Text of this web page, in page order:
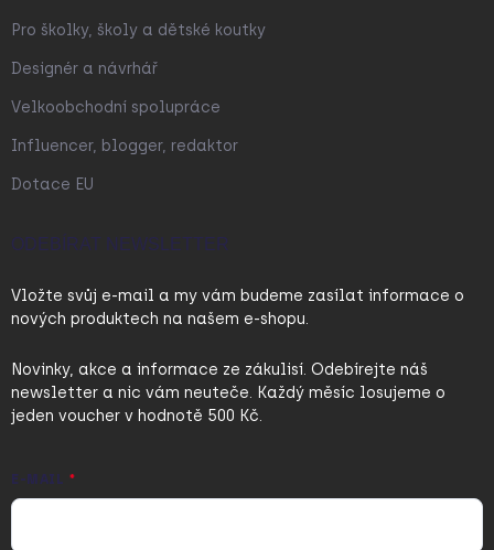
Pro školky, školy a dětské koutky
Designér a návrhář
Velkoobchodní spolupráce
Influencer, blogger, redaktor
Dotace EU
ODEBÍRAT NEWSLETTER
Vložte svůj e-mail a my vám budeme zasílat informace o
nových produktech na našem e-shopu.
Novinky, akce a informace ze zákulisí. Odebírejte náš
newsletter a nic vám neuteče. Každý měsíc losujeme o
jeden voucher v hodnotě 500 Kč.
E-MAIL